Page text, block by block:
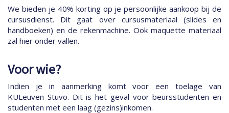
We bieden je 40% korting op je persoonlijke aankoop bij de
cursusdienst. Dit gaat over cursusmateriaal (slides en
handboeken) en de rekenmachine. Ook maquette materiaal
zal hier onder vallen.
Voor wie?
Indien je in aanmerking komt voor een toelage van
KULeuven Stuvo. Dit is het geval voor beursstudenten en
studenten met een laag (gezins)inkomen.